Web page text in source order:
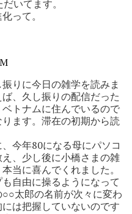
いてます。
って。
りに今日の雑学を読みま
、久し振りの配信だった
トナムに住んでいるので
ます。滞在の初期から読
今年80になる母にパソコ
、少し後に小橋さまの雑
当に喜んでくれました。
自由に操るようになって
太郎の名前が次々に変わ
は把握していないのです